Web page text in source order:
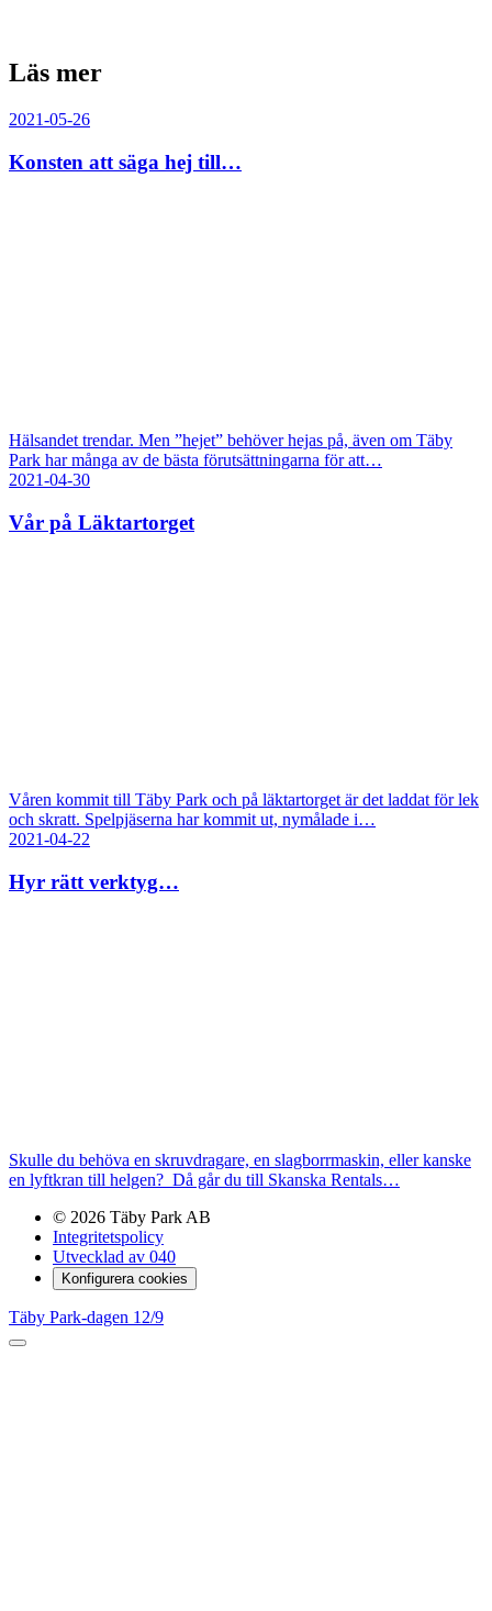
Läs mer
2021-05-26
Konsten att säga hej till…
Hälsandet trendar. Men ”hejet” behöver hejas på, även om Täby
Park har många av de bästa förutsättningarna för att…
2021-04-30
Vår på Läktartorget
Våren kommit till Täby Park och på läktartorget är det laddat för lek
och skratt. Spelpjäserna har kommit ut, nymålade i…
2021-04-22
Hyr rätt verktyg…
Skulle du behöva en skruvdragare, en slagborrmaskin, eller kanske
en lyftkran till helgen? Då går du till Skanska Rentals…
© 2026 Täby Park AB
Integritetspolicy
Utvecklad av 040
Konfigurera cookies
Täby Park-dagen 12/9